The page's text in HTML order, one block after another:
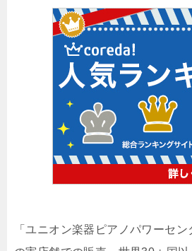
「ユニオン楽器ピアノパワーセ